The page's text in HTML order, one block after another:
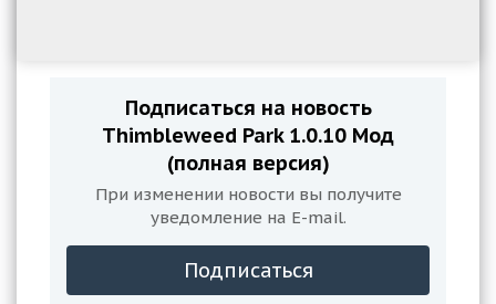
Подписаться на новость
Thimbleweed Park 1.0.10 Мод
(полная версия)
При изменении новости вы получите
уведомление на E-mail.
Подписаться